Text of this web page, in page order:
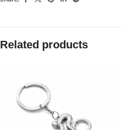
Related products